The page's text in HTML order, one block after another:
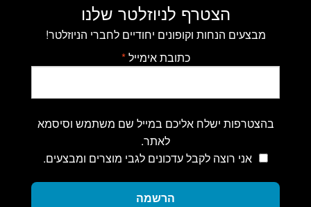
הצטרף לניוזלטר שלנו
מבצעים הנחות וקופונים יחודיים לחברי הניוזלטר!
כתובת אימייל*
בהצטרפות ישלח אליכם במייל שם משתמש וסיסמא
לאתר.
אני רוצה לקבל עדכונים לגבי מוצרים ומבצעים.
הרשמה